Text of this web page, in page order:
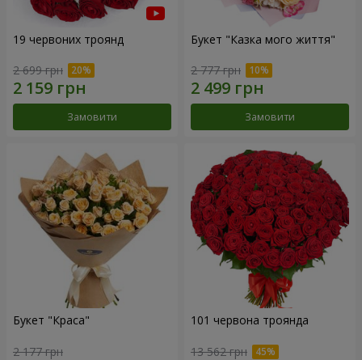
19 червоних троянд
2 699 грн
Замовити
Букет "Казка мого життя"
2 777 грн
Замовити
Букет "Краса"
2 177 грн
101 червона троянда
13 562 грн